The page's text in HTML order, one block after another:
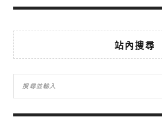
站內搜尋